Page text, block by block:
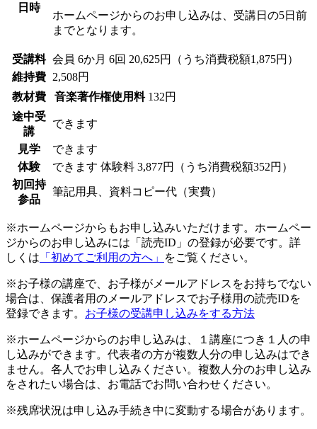
日時
ホームページからのお申し込みは、受講日の5日前
までとなります。
受講料 会員 6か月 6回 20,625円（うち消費税額1,875円）
維持費
2,508円
教材費
音楽著作権使用料 132円
途中受
講
できます
見学
できます
体験
できます 体験料 3,877円（うち消費税額352円）
初回持
参品
筆記用具、資料コピー代（実費）
※ホームページからもお申し込みいただけます。ホームペー
ジからのお申し込みには「読売ID」の登録が必要です。詳
しくは 「初めてご利用の方へ」 をご覧ください。
※お子様の講座で、お子様がメールアドレスをお持ちでない
場合は、保護者用のメールアドレスでお子様用の読売IDを
登録できます。 お子様の受講申し込みをする方法
※ホームページからのお申し込みは、１講座につき１人の申
し込みができます。代表者の方が複数人分の申し込みはでき
ません。各人でお申し込みください。複数人分のお申し込み
をされたい場合は、お電話でお問い合わせください。
※残席状況は申し込み手続き中に変動する場合があります。